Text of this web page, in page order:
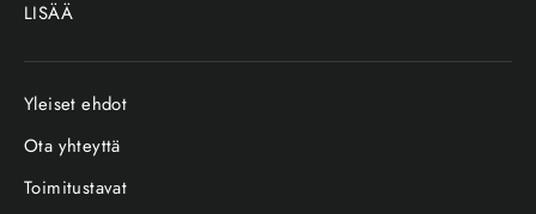
LISÄÄ
Yleiset ehdot
Ota yhteyttä
Toimitustavat